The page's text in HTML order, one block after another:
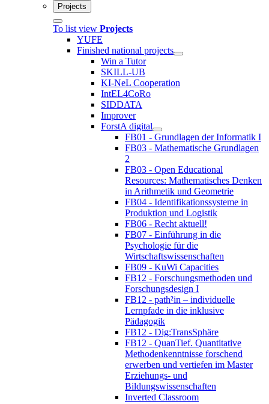
Projects
To list view Projects
YUFE
Finished national projects
Win a Tutor
SKILL-UB
KI-NeL Cooperation
IntEL4CoRo
SIDDATA
Improver
ForstA digital
FB01 - Grundlagen der Informatik I
FB03 - Mathematische Grundlagen
2
FB03 - Open Educational
Resources: Mathematisches Denken
in Arithmetik und Geometrie
FB04 - Identifikationssysteme in
Produktion und Logistik
FB06 - Recht aktuell!
FB07 - Einführung in die
Psychologie für die
Wirtschaftswissenschaften
FB09 - KuWi Capacities
FB12 - Forschungsmethoden und
Forschungsdesign I
FB12 - path²in – individuelle
Lernpfade in die inklusive
Pädagogik
FB12 - Dig:TransSphäre
FB12 - QuanTief. Quantitative
Methodenkenntnisse forschend
erwerben und vertiefen im Master
Erziehungs- und
Bildungswissenschaften
Inverted Classroom